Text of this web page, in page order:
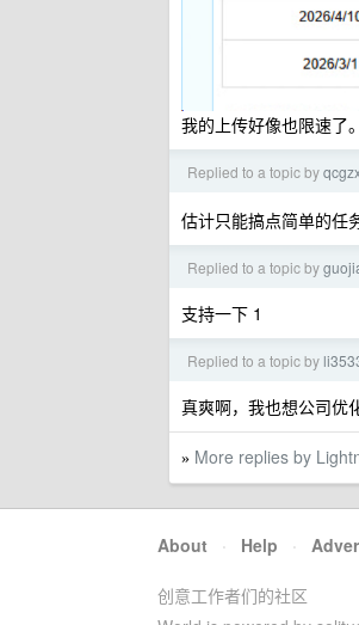
我的上传好像也限速了
Replied to a topic by
估计只能搞点简单的任
Replied to a topic by
支持一下 1
Replied to a topic by
真爽啊，我也想公司优
» More replies by
About · Help ·
创意工作者们的社区